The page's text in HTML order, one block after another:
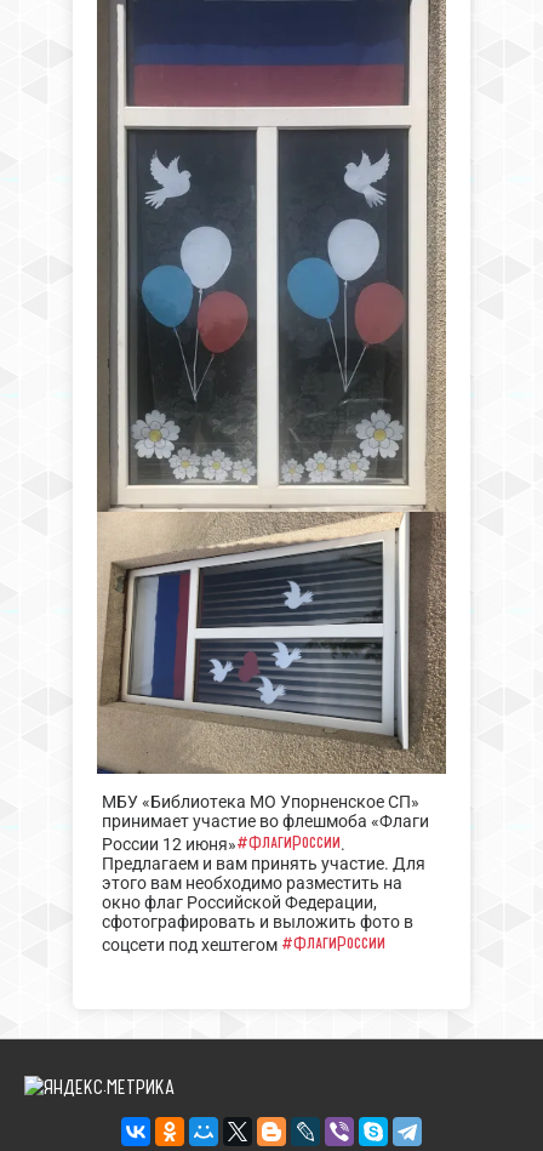
МБУ «Библиотека МО Упорненское СП»
принимает участие во флешмоба «Флаги
России 12 июня»#ФлагиРоссии.
Предлагаем и вам принять участие. Для
этого вам необходимо разместить на
окно флаг Российской Федерации,
сфотографировать и выложить фото в
соцсети под хештегом #ФлагиРоссии